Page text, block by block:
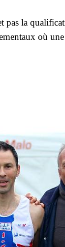
pas la
où